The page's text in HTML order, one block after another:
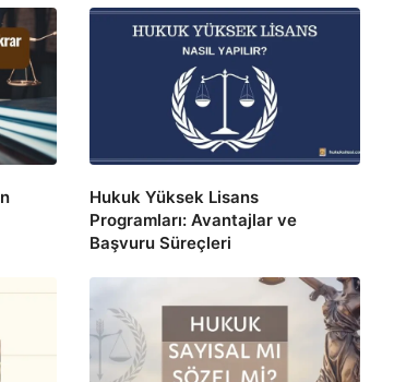
Hukuk Yüksek Lisans
Programları: Avantajlar ve
Başvuru Süreçleri